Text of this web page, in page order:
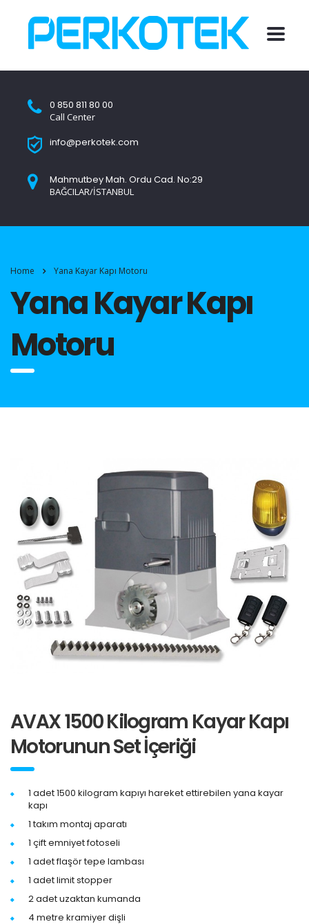
0 850 811 80 00
Call Center
info@perkotek.com
Mahmutbey Mah. Ordu Cad. No:29
BAĞCILAR/İSTANBUL
Home Yana Kayar Kapı Motoru
Yana Kayar Kapı
Motoru
AVAX 1500 Kilogram Kayar Kapı
Motorunun Set İçeriği
1 adet 1500 kilogram kapıyı hareket ettirebilen yana kayar
kapı
1 takım montaj aparatı
1 çift emniyet fotoseli
1 adet flaşör tepe lambası
1 adet limit stopper
2 adet uzaktan kumanda
4 metre kramiyer dişli